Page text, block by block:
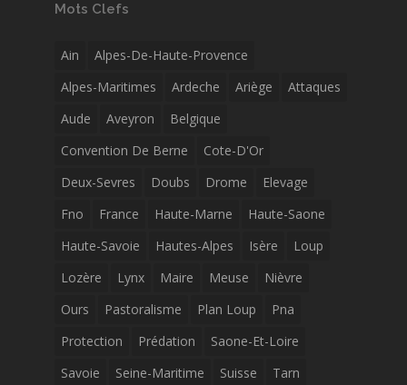
Mots Clefs
Ain
Alpes-De-Haute-Provence
Alpes-Maritimes
Ardeche Ariège
Attaques
Aude
Aveyron
Belgique
Convention De Berne
Cote-D'Or
Deux-Sevres
Doubs Drome
Elevage
Fno
France Haute-Marne
Haute-Saone
Haute-Savoie
Hautes-Alpes Isère
Loup
Lozère
Lynx Maire Meuse
Nièvre
Ours
Pastoralisme Plan Loup
Pna
Protection
Prédation
Saone-Et-Loire
Savoie
Seine-Maritime Suisse Tarn